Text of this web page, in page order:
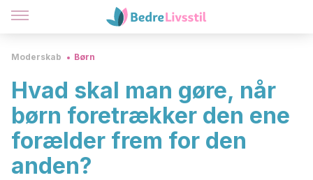
Moderskab Børn
Hvad skal man gøre, når
børn foretrækker den ene
forælder frem for den
anden?